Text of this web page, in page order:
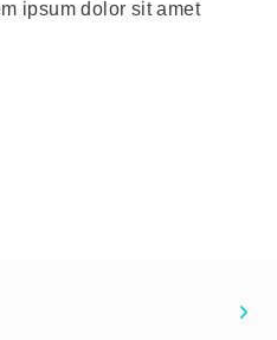
ipsum dolor sit amet